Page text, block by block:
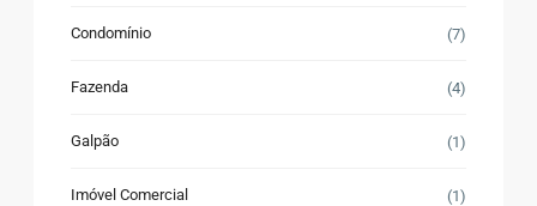
Condomínio (7)
Fazenda (4)
Galpão (1)
Imóvel Comercial (1)